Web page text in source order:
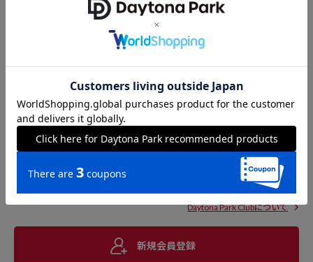
Daytona Park Clubについて
新規会員登録